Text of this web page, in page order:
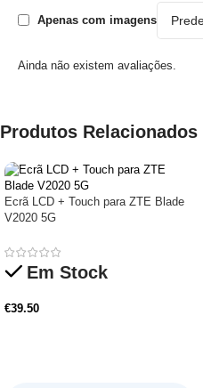
Apenas com imagens
Ainda não existem avaliações.
Produtos Relacionados
Ecrã LCD + Touch para ZTE Blade
V2020 5G
Em Stock
€39.50